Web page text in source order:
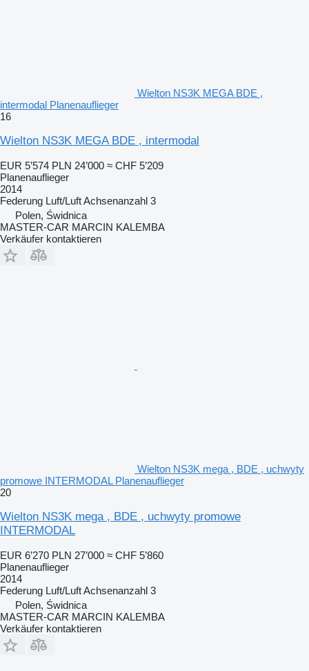
Wielton NS3K MEGA BDE ,
intermodal Planenauflieger
16
Wielton NS3K MEGA BDE , intermodal
EUR 5’574 PLN 24’000 ≈ CHF 5’209
Planenauflieger
2014
Federung Luft/LuftAchsenanzahl 3
Polen, Świdnica
MASTER-CAR MARCIN KALEMBA
Verkäufer kontaktieren
Wielton NS3K mega , BDE , uchwyty
promowe INTERMODAL Planenauflieger
20
Wielton NS3K mega , BDE , uchwyty promowe
INTERMODAL
EUR 6’270 PLN 27’000 ≈ CHF 5’860
Planenauflieger
2014
Federung Luft/LuftAchsenanzahl 3
Polen, Świdnica
MASTER-CAR MARCIN KALEMBA
Verkäufer kontaktieren